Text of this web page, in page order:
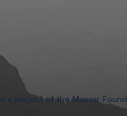
a project of the Mussar